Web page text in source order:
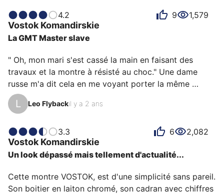
de l'URSS. C'est donc une montre qui était utilisée et
distribuée dans l'armée. Après, ce n'est pas forcément
des militaires qui les portaient car beaucoup étaient
stocks partaient très vite, en q…
4.2 9 1,579
Vostok Komandirskie
La GMT Master slave
" Oh, mon mari s'est cassé la main en faisant des
travaux et la montre à résisté au choc." Une dame
russe m'a dit cela en me voyant porter la même
Vostok. Tous mes clients au café portent des Rolex
GMT et souvent cette référence surnommée
tons rouge et noire mais peut être aussi secrètement
parce que ceux qui en portent en consomme pas mal
dans les bureaux;)
Je nage avec elle et je la trouve vraiment marrante
avec sa petite aiguille 24 heures et sa petite
L Leo Flybackil y a 2 ans
3.3 6 2,082
Vostok Komandirskie
Un look dépassé mais tellement d'actualité...
Cette montre VOSTOK, est d'une simplicité sans pareil.
Son boitier en laiton chromé, son cadran avec chiffres